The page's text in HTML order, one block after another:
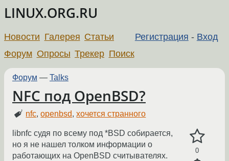
LINUX.ORG.RU
Регистрация - Вход
Новости Галерея Статьи
Форум Опросы Трекер Поиск
Форум — Talks
NFC под OpenBSD?
nfc,openbsd,хочется странного
0
libnfc судя по всему под *BSD собирается,
но я не нашел толком информации о
работающих на OpenBSD считывателях.